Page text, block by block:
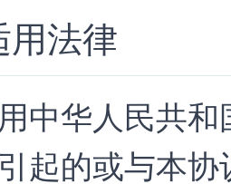
用法律
中华人民共和
起的或与本